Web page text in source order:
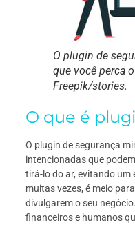
O plugin de
que você perca
Freepik/stories.
O que é
O plugin de segurança
intencionadas que
tirá-lo do ar, evitando um
muitas vezes, é meio
divulgarem o seu
financeiros e humanos